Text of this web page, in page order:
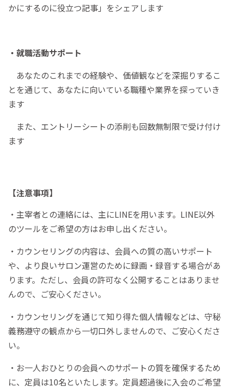
かにするのに役立つ記事」をシェアします
・就職活動サポート
あなたのこれまでの経験や、価値観などを深掘りするこ
とを通じて、あなたに向いている職種や業界を探っていき
ます
また、エントリーシートの添削も回数無制限で受け付け
ます
【注意事項】
・主宰者との連絡には、主にLINEを用います。LINE以外
のツールをご希望の方はお申し出ください。
・カウンセリングの内容は、会員への質の高いサポート
や、より良いサロン運営のために録画・録音する場合があ
ります。ただし、会員の許可なく公開することはありませ
んので、ご安心ください。
・カウンセリングを通じて知り得た個人情報などは、守秘
義務遵守の観点から一切口外しませんので、ご安心くださ
い。
・お一人おひとりの会員へのサポートの質を確保するため
に、定員は10名といたします。定員超過後に入会のご希望